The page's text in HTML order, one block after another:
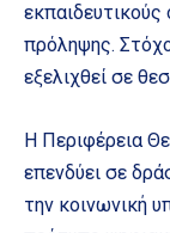
πρόληψης.
εξελιχθεί σε
Η Περιφέρεια
επενδύει σε
την κοινωνική